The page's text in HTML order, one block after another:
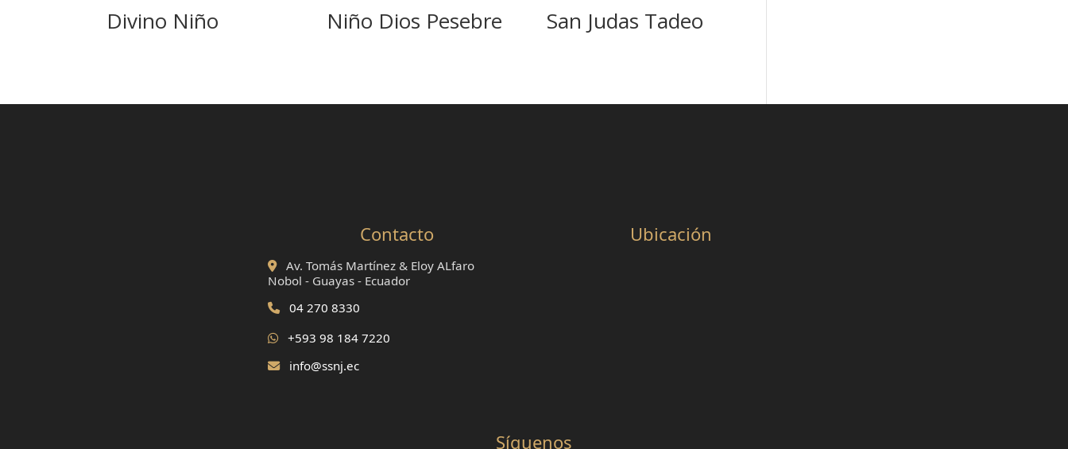
Divino Niño Niño Dios Pesebre San Judas Tadeo
Contacto
Av. Tomás Martínez & Eloy ALfaro
Nobol - Guayas - Ecuador
04 270 8330
+593 98 184 7220
info@ssnj.ec
Ubicación
Síguenos